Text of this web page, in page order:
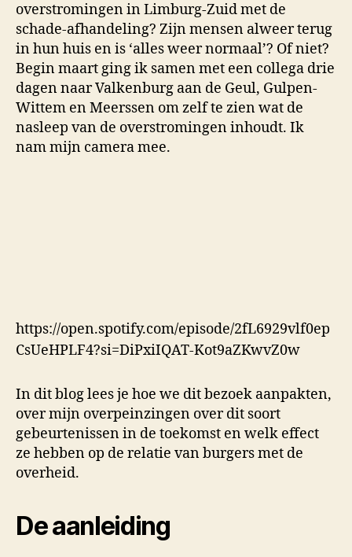
overstromingen in Limburg-Zuid met de
schade-afhandeling? Zijn mensen alweer terug
in hun huis en is ‘alles weer normaal’? Of niet?
Begin maart ging ik samen met een collega drie
dagen naar Valkenburg aan de Geul, Gulpen-
Wittem en Meerssen om zelf te zien wat de
nasleep van de overstromingen inhoudt. Ik
nam mijn camera mee.
https://open.spotify.com/episode/2fL6929vlf0ep
CsUeHPLF4?si=DiPxiIQAT-Kot9aZKwvZ0w
In dit blog lees je hoe we dit bezoek aanpakten,
over mijn overpeinzingen over dit soort
gebeurtenissen in de toekomst en welk effect
ze hebben op de relatie van burgers met de
overheid.
De aanleiding